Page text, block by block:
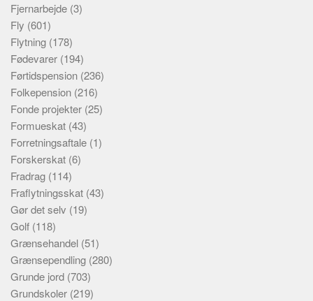
Fjernarbejde (3)
Fly (601)
Flytning (178)
Fødevarer (194)
Førtidspension (236)
Folkepension (216)
Fonde projekter (25)
Formueskat (43)
Forretningsaftale (1)
Forskerskat (6)
Fradrag (114)
Fraflytningsskat (43)
Gør det selv (19)
Golf (118)
Grænsehandel (51)
Grænsependling (280)
Grunde jord (703)
Grundskoler (219)